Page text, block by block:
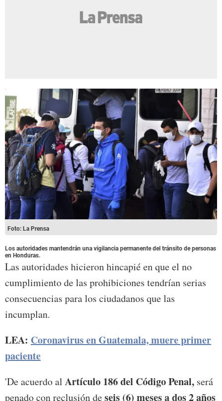
Foto: La Prensa
Los autoridades mantendrán una vigilancia permanente del tránsito de personas
en Honduras.
Las autoridades hicieron hincapié en que el no
cumplimiento de las prohibiciones tendrían serias
consecuencias para los ciudadanos que las
incumplan.
LEA: Coronavirus en Guatemala, muere primer
paciente
'De acuerdo al Artículo 186 del Código Penal, será
penado con reclusión deseis (6) meses a dos 2 años